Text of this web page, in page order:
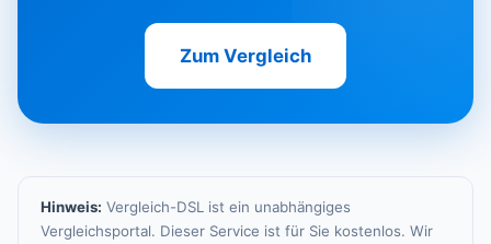
Zum Vergleich
Hinweis: Vergleich-DSL ist ein unabhängiges
Vergleichsportal. Dieser Service ist für Sie kostenlos. Wir